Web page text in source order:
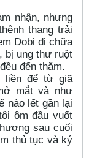
nhận, nhưng
thang trải
Dobi đi chữa
bị ung thư ruột
đến thăm.
liền để từ giã
mắt và như
nào lết gần lại
ôm đầu vuốt
sau cuối
thủ tục và ký